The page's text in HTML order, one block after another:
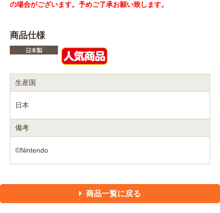
の場合がございます。予めご了承お願い致します。
商品仕様
生産国
日本
備考
©Nintendo
商品一覧に戻る